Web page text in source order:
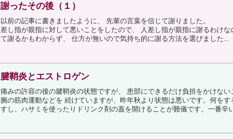
謝ったその後（１）
以前の記事に書きましたように、 先輩の言葉を信じて謝り
差し指が親指に対して悪いことをしたので、 人差し指が親指に謝るわけな
て謝るかもわからず、 仕方が無いので気持ち的に謝る方法を選びました...
腱鞘炎とエストロゲン
痛みの許容の後の腱鞘炎の状態ですが、 患部にできるだけ負担をかけない
腕の筋肉運動などを 続けていますが、昨年秋より状態は悪いです。何をす
すし、ハサミを使ったりドリンク剤の蓋を開けることが難儀です。一番辛